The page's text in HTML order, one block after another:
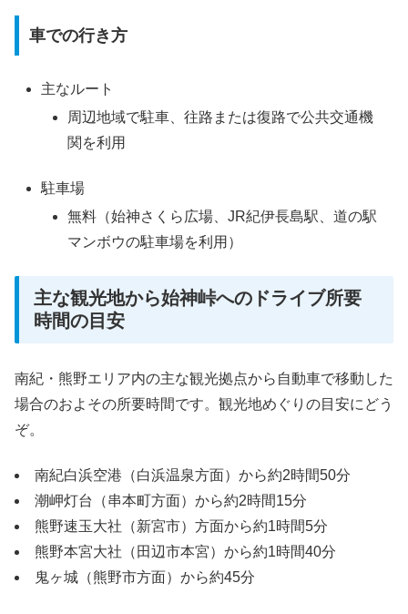
車での行き方
主なルート
周辺地域で駐車、往路または復路で公共交通機
関を利用
駐車場
無料（始神さくら広場、JR紀伊長島駅、道の駅
マンボウの駐車場を利用）
主な観光地から始神峠へのドライブ所要
時間の目安
南紀・熊野エリア内の主な観光拠点から自動車で移動した
場合のおよその所要時間です。観光地めぐりの目安にどう
ぞ。
南紀白浜空港（白浜温泉方面）から約2時間50分
潮岬灯台（串本町方面）から約2時間15分
熊野速玉大社（新宮市）方面から約1時間5分
熊野本宮大社（田辺市本宮）から約1時間40分
鬼ヶ城（熊野市方面）から約45分